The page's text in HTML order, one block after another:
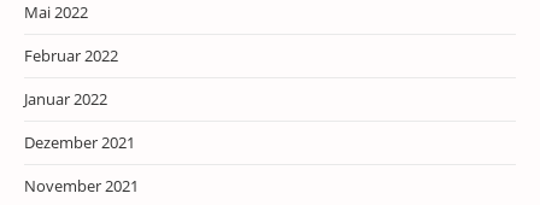
Mai 2022
Februar 2022
Januar 2022
Dezember 2021
November 2021